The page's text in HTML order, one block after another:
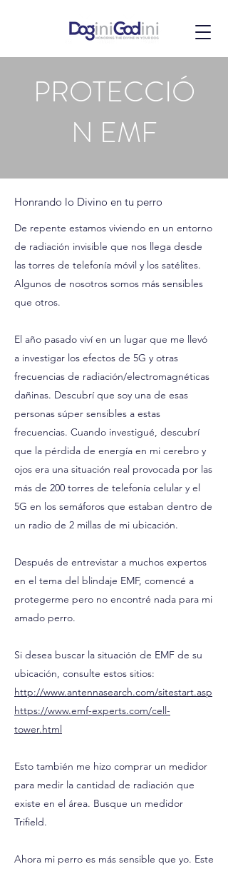
PROTECCIÓ
N EMF
Honrando lo Divino en tu perro
De repente estamos viviendo en un entorno
de radiación invisible que nos llega desde
las torres de telefonía móvil y los satélites.
Algunos de nosotros somos más sensibles
que otros.
El año pasado viví en un lugar que me llevó
a investigar los efectos de 5G y otras
frecuencias de radiación/electromagnéticas
dañinas. Descubrí que soy una de esas
personas súper sensibles a estas
frecuencias. Cuando investigué, descubrí
que la pérdida de energía en mi cerebro y
ojos era una situación real provocada por las
más de 200 torres de telefonía celular y el
5G en los semáforos que estaban dentro de
un radio de 2 millas de mi ubicación.
Después de entrevistar a muchos expertos
en el tema del blindaje EMF, comencé a
protegerme pero no encontré nada para mi
amado perro.
Si desea buscar la situación de EMF de su
ubicación, consulte estos sitios:
http://www.antennasearch.com/sitestart.asp
https://www.emf-experts.com/cell-
tower.html
Esto también me hizo comprar un medidor
para medir la cantidad de radiación que
existe en el área. Busque un medidor
Trifield.
Ahora mi perro es más sensible que yo. Este